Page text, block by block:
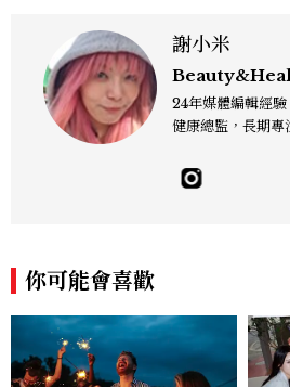
謝小米
24年媒體編輯經
健康總監，長期專
歡，皮膚之上、
膚保養、彩妝髮
你可能會喜歡